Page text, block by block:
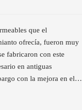
que el
ofrecía, fueron muy
fabricaron con este
en antiguas
con la mejora en el…